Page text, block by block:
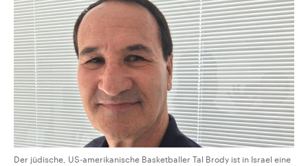
Der jüdische, US-amerikanische Basketballer Tal Brody ist in Israel eine